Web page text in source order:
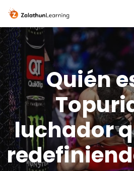
Quién
luchador